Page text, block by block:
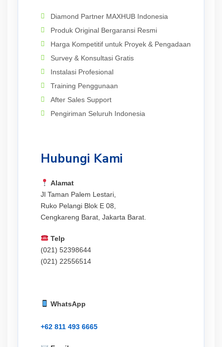
Diamond Partner MAXHUB Indonesia
Produk Original Bergaransi Resmi
Harga Kompetitif untuk Proyek & Pengadaan
Survey & Konsultasi Gratis
Instalasi Profesional
Training Penggunaan
After Sales Support
Pengiriman Seluruh Indonesia
Hubungi Kami
Alamat
Jl Taman Palem Lestari,
Ruko Pelangi Blok E 08,
Cengkareng Barat, Jakarta Barat.
Telp
(021) 52398644
(021) 22556514
WhatsApp
+62 811 493 6665